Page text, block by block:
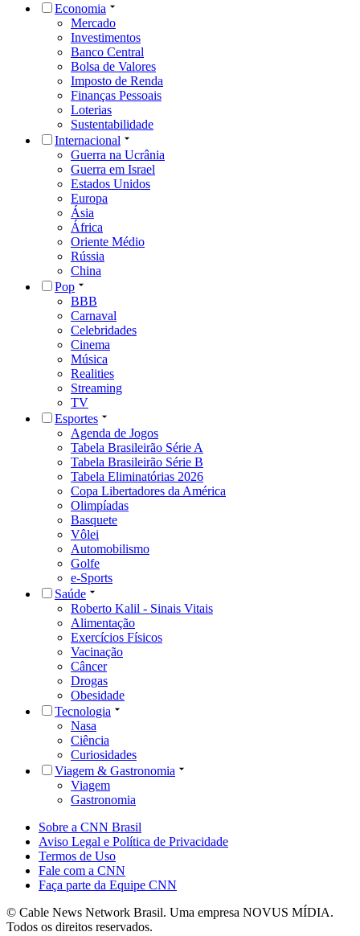
Economia
Mercado
Investimentos
Banco Central
Bolsa de Valores
Imposto de Renda
Finanças Pessoais
Loterias
Sustentabilidade
Internacional
Guerra na Ucrânia
Guerra em Israel
Estados Unidos
Europa
Ásia
África
Oriente Médio
Rússia
China
Pop
BBB
Carnaval
Celebridades
Cinema
Música
Realities
Streaming
TV
Esportes
Agenda de Jogos
Tabela Brasileirão Série A
Tabela Brasileirão Série B
Tabela Eliminatórias 2026
Copa Libertadores da América
Olimpíadas
Basquete
Vôlei
Automobilismo
Golfe
e-Sports
Saúde
Roberto Kalil - Sinais Vitais
Alimentação
Exercícios Físicos
Vacinação
Câncer
Drogas
Obesidade
Tecnologia
Nasa
Ciência
Curiosidades
Viagem & Gastronomia
Viagem
Gastronomia
Sobre a CNN Brasil
Aviso Legal e Política de Privacidade
Termos de Uso
Fale com a CNN
Faça parte da Equipe CNN
© Cable News Network Brasil. Uma empresa NOVUS MÍDIA.
Todos os direitos reservados.